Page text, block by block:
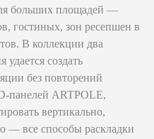
больших площадей —
гостиных, зон ресепшен в
В коллекции два
удается создать
без повторений
панелей ARTPOLE,
вертикально,
— все способы раскладки